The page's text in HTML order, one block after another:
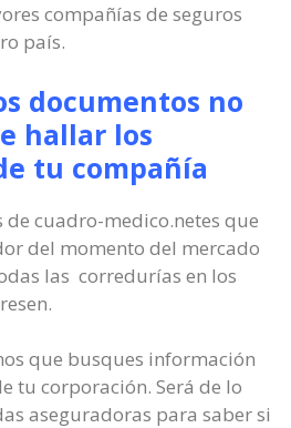
compañías de seguros
país.
documentos no
hallar los
tu compañía
de cuadro-medico.netes que
del momento del mercado
las corredurías en los
que busques información
tu corporación. Será de lo
aseguradoras para saber si